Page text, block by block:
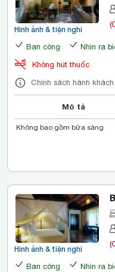
Hình ảnh & tiện nghi
Ban công Nhìn ra
Không hút thuốc
Chính sách hành
Mô tả
Không bao gồm bữa sáng
Hình ảnh & tiện nghi
Ban công Nhìn ra